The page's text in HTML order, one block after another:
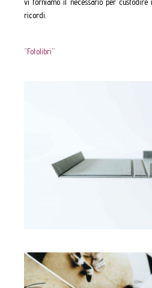
vi forniamo il necessario per
ricordi.
“Fotolibri”